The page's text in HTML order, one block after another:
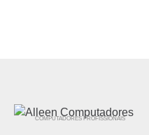
COMPUTADORES PROFISSIONAIS